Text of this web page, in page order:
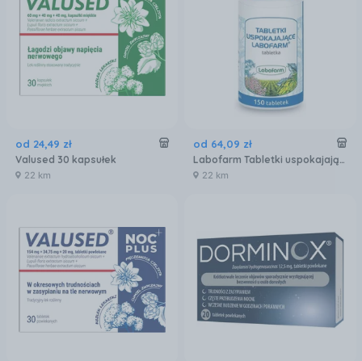
od 24,49 zł
Valused 30 kapsułek
22 km
od 64,09 zł
Labofarm Tabletki uspokajające 150sz.
22 km